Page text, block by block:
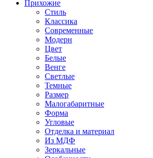
Прихожие
Стиль
Классика
Современные
Модерн
Цвет
Белые
Венге
Светлые
Темные
Размер
Малогабаритные
Форма
Угловые
Отделка и материал
Из МДФ
Зеркальные